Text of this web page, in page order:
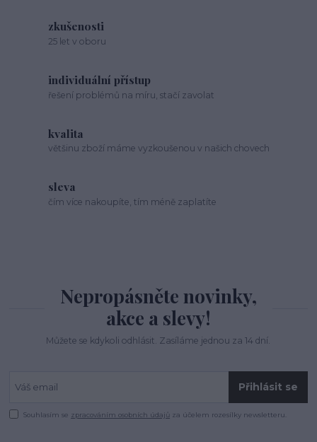
zkušenosti
25 let v oboru
individuální přístup
řešení problémů na míru, stačí zavolat
kvalita
většinu zboží máme vyzkoušenou v našich chovech
sleva
čím více nakoupíte, tím méně zaplatíte
Nepropásněte novinky,
akce a slevy!
Můžete se kdykoli odhlásit. Zasíláme jednou za 14 dní.
Přihlásit se
Souhlasím se zpracováním osobních údajů za účelem rozesílky newsletteru.